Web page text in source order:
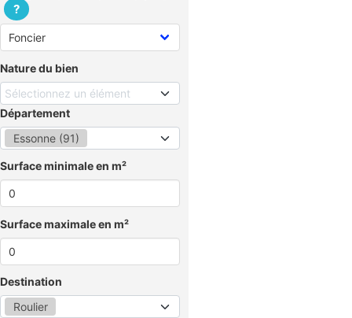
?
Nature du bien
Sélectionnez un élément
Département
Essonne (91)
Surface minimale en m²
Surface maximale en m²
Destination
Roulier